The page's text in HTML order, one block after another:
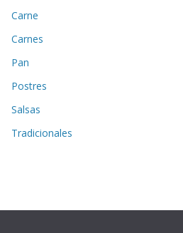
Carne
Carnes
Pan
Postres
Salsas
Tradicionales